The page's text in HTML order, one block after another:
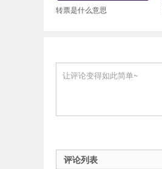
转票是什么意思
评论列表